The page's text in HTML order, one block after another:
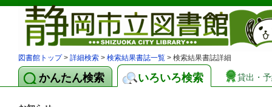
図書館トップ> 詳細検索 > 検索結果書誌一覧 > 検索結果書誌詳細
かんたん検索 いろいろ検索 貸出・